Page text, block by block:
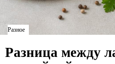
Разное
Разница между